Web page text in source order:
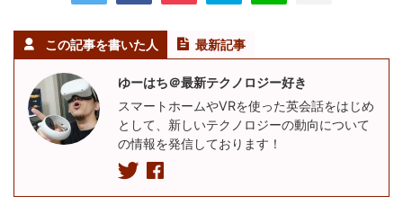
この記事を書いた人 最新記事
ゆーはち＠最新テクノロジー好き
スマートホームやVRを使った英会話をはじめ
として、新しいテクノロジーの動向について
の情報を発信しております！